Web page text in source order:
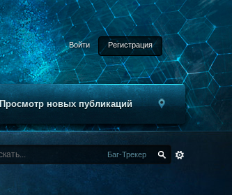
Войти Регистрация
Просмотр новых публикаций
Баг-Трекер